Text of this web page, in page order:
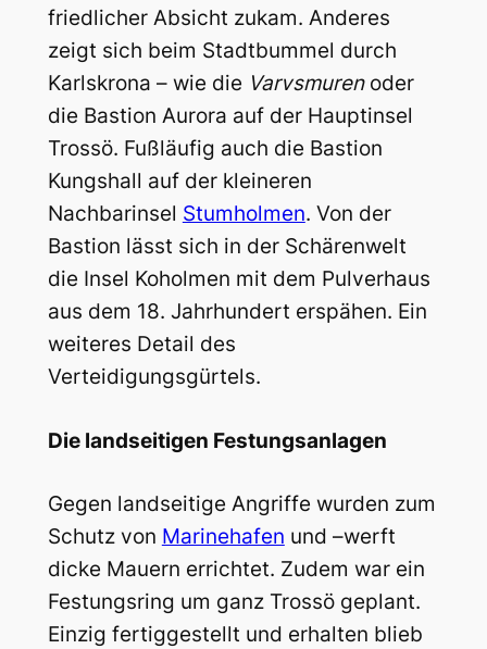
friedlicher Absicht zukam. Anderes
zeigt sich beim Stadtbummel durch
Karlskrona – wie die Varvsmurenoder
die Bastion Aurora auf der Hauptinsel
Trossö. Fußläufig auch die Bastion
Kungshall auf der kleineren
Nachbarinsel Stumholmen. Von der
Bastion lässt sich in der Schärenwelt
die Insel Koholmen mit dem Pulverhaus
aus dem 18. Jahrhundert erspähen. Ein
weiteres Detail des
Verteidigungsgürtels.
Die landseitigen Festungsanlagen
Gegen landseitige Angriffe wurden zum
Schutz von Marinehafen und –werft
dicke Mauern errichtet. Zudem war ein
Festungsring um ganz Trossö geplant.
Einzig fertiggestellt und erhalten blieb